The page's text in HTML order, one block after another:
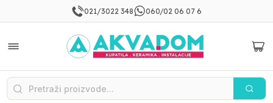
021/3022 348 060/02 06 07 6